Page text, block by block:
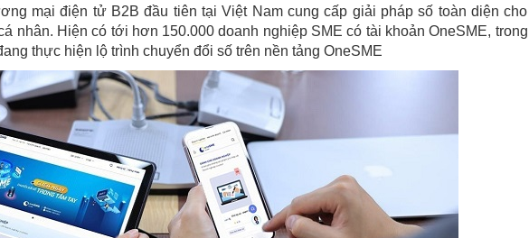
mại điện tử B2B đầu tiên tại Việt Nam cung cấp giải pháp số toàn diện cho
nhân. Hiện có tới hơn 150.000 doanh nghiệp SME có tài khoản OneSME, trong
thực hiện lộ trình chuyển đổi số trên nền tảng OneSME